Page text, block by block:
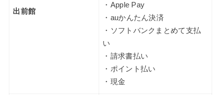
出前館
・Apple Pay
・auかんたん決済
・ソフトバンクまとめて支払
い
・請求書払い
・ポイント払い
・現金